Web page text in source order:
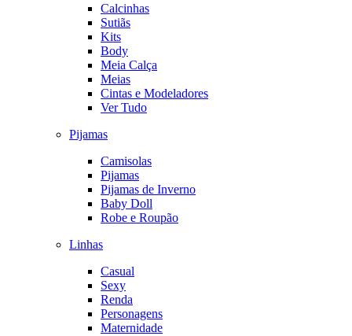
Calcinhas
Sutiãs
Kits
Body
Meia Calça
Meias
Cintas e Modeladores
Ver Tudo
Pijamas
Camisolas
Pijamas
Pijamas de Inverno
Baby Doll
Robe e Roupão
Linhas
Casual
Sexy
Renda
Personagens
Maternidade